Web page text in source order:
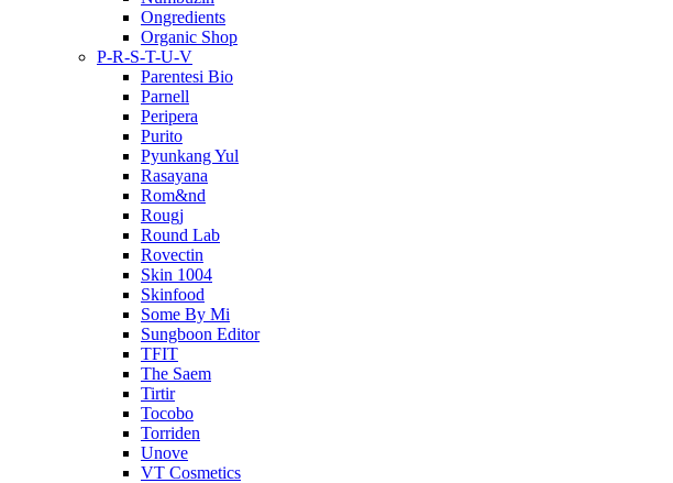
Ongredients
Organic Shop
P-R-S-T-U-V
Parentesi Bio
Parnell
Peripera
Purito
Pyunkang Yul
Rasayana
Rom&nd
Rougj
Round Lab
Rovectin
Skin 1004
Skinfood
Some By Mi
Sungboon Editor
TFIT
The Saem
Tirtir
Tocobo
Torriden
Unove
VT Cosmetics